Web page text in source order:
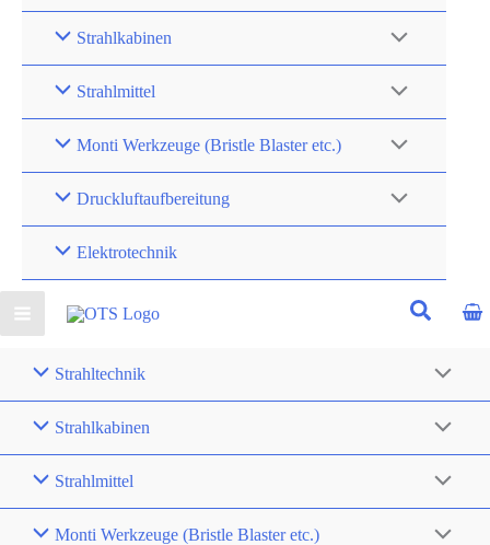
Strahlkabinen
Strahlmittel
Monti Werkzeuge (Bristle Blaster etc.)
Druckluftaufbereitung
Elektrotechnik
Strahltechnik
Strahlkabinen
Strahlmittel
Monti Werkzeuge (Bristle Blaster etc.)